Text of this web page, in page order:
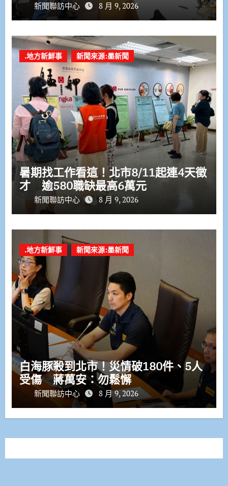
新聞聯訪中心 8 月 9, 2026
.地方新鮮事 新聞來源:墨新聞
暑期找工作看這！北市8/11起連4天徵
才 逾580職缺最高6萬元
新聞聯訪中心 8 月 9, 2026
.地方新鮮事 新聞來源:墨新聞
白海豚殺到北市！災情破180件、5人
受傷 蔣萬安：勿鬆懈
新聞聯訪中心 8 月 9, 2026